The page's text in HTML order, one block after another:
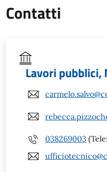
Contatti
Lavori pubblici,
038269003